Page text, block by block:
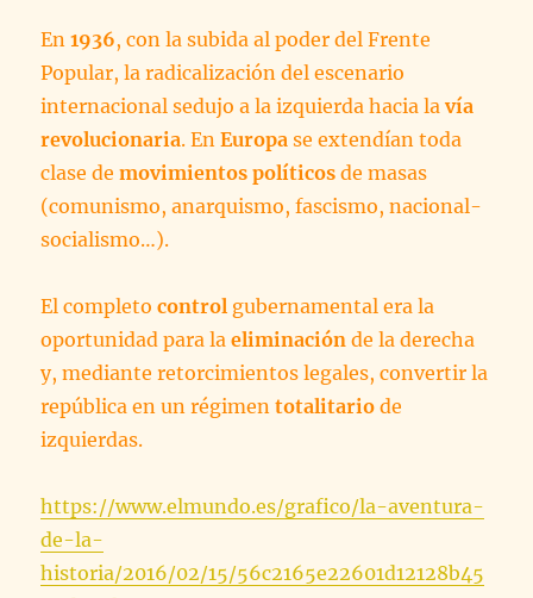
En1936, con la subida al poder del Frente
Popular, la radicalización del escenario
internacional sedujo a la izquierda hacia lavía
revolucionaria. EnEuropa se extendían toda
clase demovimientos políticosde masas
(comunismo, anarquismo, fascismo, nacional-
socialismo…).
El completocontrol gubernamental era la
oportunidad para laeliminaciónde la derecha
y, mediante retorcimientos legales, convertir la
república en un régimentotalitario de
izquierdas.
https://www.elmundo.es/grafico/la-aventura-
de-la-
historia/2016/02/15/56c2165e22601d12128b45